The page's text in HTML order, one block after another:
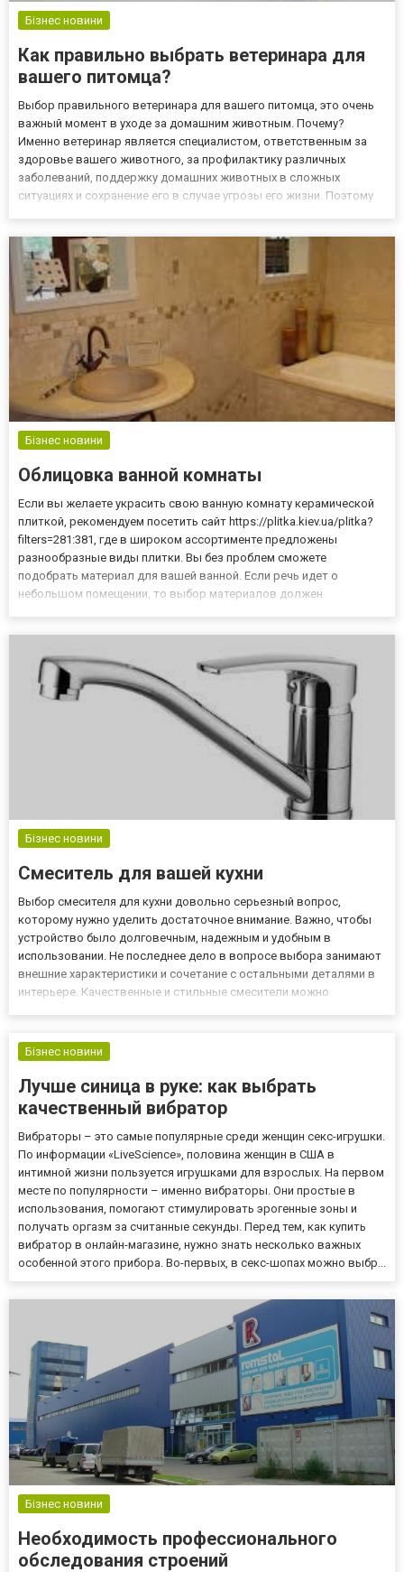
Бізнес новини
Как правильно выбрать ветеринара для
вашего питомца?
Выбор правильного ветеринара для вашего питомца, это очень
важный момент в уходе за домашним животным. Почему?
Именно ветеринар является специалистом, ответственным за
здоровье вашего животного, за профилактику различных
заболеваний, поддержку домашних животных в сложных
ситуациях и сохранение его в случае угрозы его жизни. Поэтому
рабочей - это б...
Бізнес новини
Облицовка ванной комнаты
Если вы желаете украсить свою ванную комнату керамической
плиткой, рекомендуем посетить сайт https://plitka.kiev.ua/plitka?
filters=281:381, где в широком ассортименте предложены
разнообразные виды плитки. Вы без проблем сможете
подобрать материал для вашей ванной. Если речь идет о
небольшом помещении, то выбор материалов должен
Бізнес новини
Смеситель для вашей кухни
Выбор смесителя для кухни довольно серьезный вопрос,
которому нужно уделить достаточное внимание. Важно, чтобы
устройство было долговечным, надежным и удобным в
использовании. Не последнее дело в вопросе выбора занимают
внешние характеристики и сочетание с остальными деталями в
интерьере. Качественные и стильные смесители можно
смесители разделяют...
Бізнес новини
Лучше синица в руке: как выбрать
качественный вибратор
Вибраторы – это самые популярные среди женщин секс-игрушки.
По информации «LiveScience», половина женщин в США в
интимной жизни пользуется игрушками для взрослых. На первом
месте по популярности – именно вибраторы. Они простые в
использования, помогают стимулировать эрогенные зоны и
получать оргазм за считанные секунды. Перед тем, как купить
вибратор в онлайн-магазине, нужно знать несколько важных
особенной этого прибора. Во-первых, в секс-шопах можно выбр...
Бізнес новини
Необходимость профессионального
обследования строений